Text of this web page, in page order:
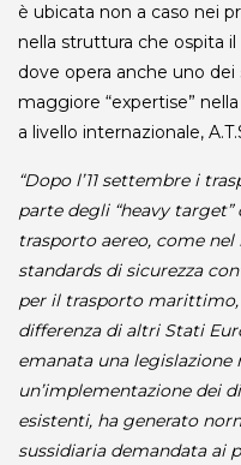
è ubicata non a caso nei
nella struttura che ospita il
dove opera anche uno dei
maggiore “expertise”
a livello internazionale,
“Dopo l’11 settembre i
parte degli “heavy
trasporto aereo, come nel
standards di sicurezza
per il trasporto
differenza di altri Stati
emanata una legislazione
un’implementazione dei
esistenti, ha generato
sussidiaria demandata ai